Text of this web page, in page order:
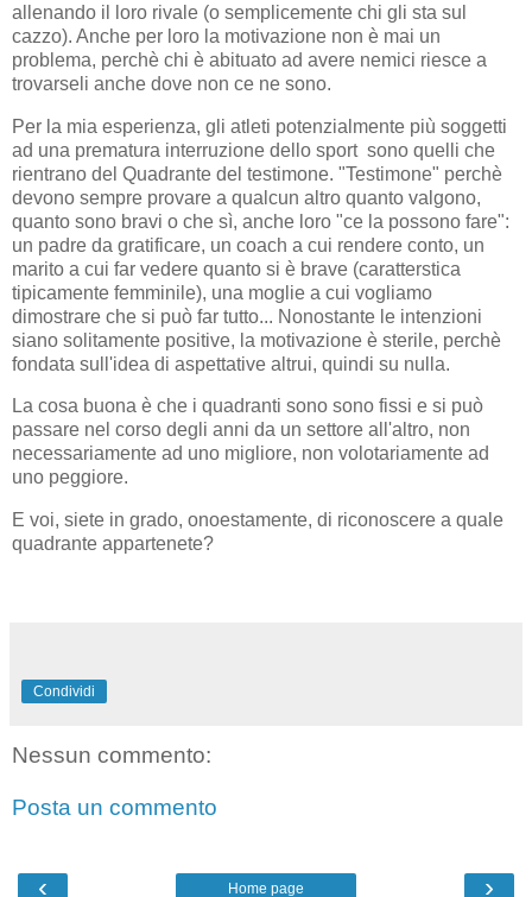
allenando il loro rivale (o semplicemente chi gli sta sul
cazzo). Anche per loro la motivazione non è mai un
problema, perchè chi è abituato ad avere nemici riesce a
trovarseli anche dove non ce ne sono.
Per la mia esperienza, gli atleti potenzialmente più soggetti
ad una prematura interruzione dello sport sono quelli che
rientrano del Quadrante del testimone. "Testimone" perchè
devono sempre provare a qualcun altro quanto valgono,
quanto sono bravi o che sì, anche loro "ce la possono fare":
un padre da gratificare, un coach a cui rendere conto, un
marito a cui far vedere quanto si è brave (caratterstica
tipicamente femminile), una moglie a cui vogliamo
dimostrare che si può far tutto... Nonostante le intenzioni
siano solitamente positive, la motivazione è sterile, perchè
fondata sull'idea di aspettative altrui, quindi su nulla.
La cosa buona è che i quadranti sono sono fissi e si può
passare nel corso degli anni da un settore all'altro, non
necessariamente ad uno migliore, non volotariamente ad
uno peggiore.
E voi, siete in grado, onoestamente, di riconoscere a quale
quadrante appartenete?
Condividi
Nessun commento:
Posta un commento
‹ ›
Home page